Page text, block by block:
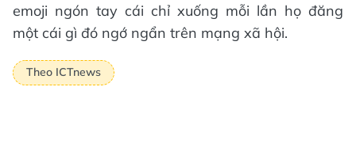
emoji ngón tay cái chỉ xuống mỗi lần họ đăng
một cái gì đó ngớ ngẩn trên mạng xã hội.
Theo ICTnews